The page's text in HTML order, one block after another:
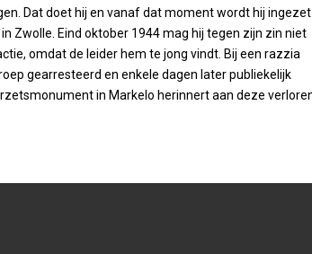
Dat doet hij en vanaf dat moment wordt hij ingezet
Zwolle. Eind oktober 1944 mag hij tegen zijn zin niet
omdat de leider hem te jong vindt. Bij een razzia
gearresteerd en enkele dagen later publiekelijk
in Markelo herinnert aan deze